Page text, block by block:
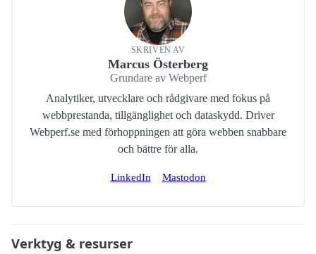
SKRIVEN AV
Marcus Österberg
Grundare av Webperf
Analytiker, utvecklare och rådgivare med fokus på
webbprestanda, tillgänglighet och dataskydd. Driver
Webperf.se med förhoppningen att göra webben snabbare
och bättre för alla.
LinkedIn Mastodon
Verktyg & resurser